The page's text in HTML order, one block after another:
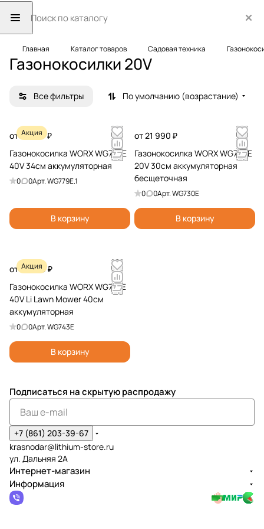
Главная Каталог товаров Садовая техника
Газонокосилки 20V
Все фильтры По умолчанию (возрастание)
Акция
от 15 590 ₽
Газонокосилка WORX WG779E
40V 34см аккумуляторная
0 0Арт.WG779E.1
В корзину
от 21 990 ₽
Газонокосилка WORX WG730E
20V 30см аккумуляторная
бесщеточная
0 0Арт.WG730E
В корзину
Акция
от 20 190 ₽
Газонокосилка WORX WG743E
40V Li Lawn Mower 40см
аккумуляторная
0 0Арт.WG743E
В корзину
Подписаться на скрытую распродажу
+7 (861) 203-39-67
krasnodar@lithium-store.ru
ул. Дальняя 2А
Интернет-магазин
Информация